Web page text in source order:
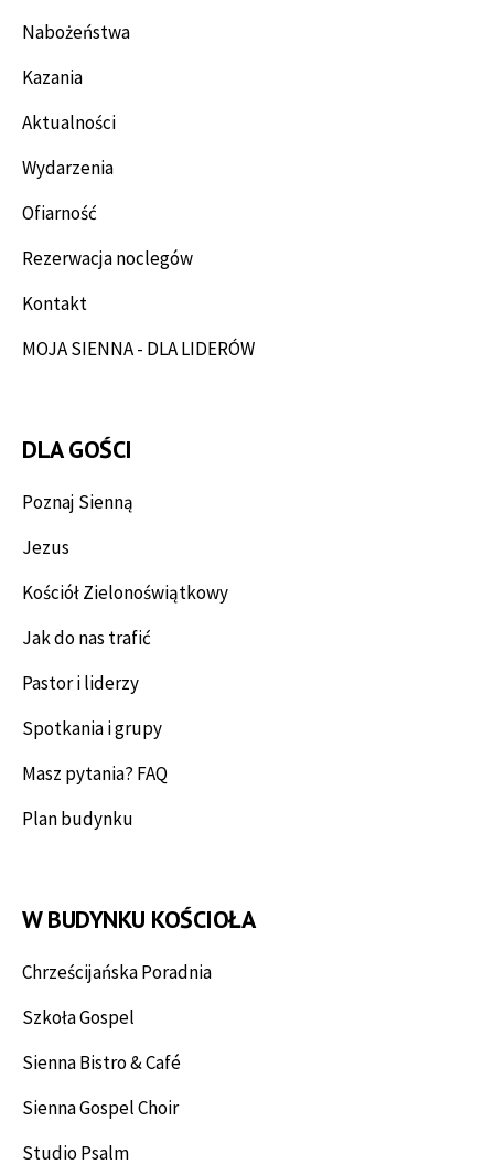
Nabożeństwa
Kazania
Aktualności
Wydarzenia
Ofiarność
Rezerwacja noclegów
Kontakt
MOJA SIENNA - DLA LIDERÓW
DLA GOŚCI
Poznaj Sienną
Jezus
Kościół Zielonoświątkowy
Jak do nas trafić
Pastor i liderzy
Spotkania i grupy
Masz pytania? FAQ
Plan budynku
W BUDYNKU KOŚCIOŁA
Chrześcijańska Poradnia
Szkoła Gospel
Sienna Bistro & Café
Sienna Gospel Choir
Studio Psalm